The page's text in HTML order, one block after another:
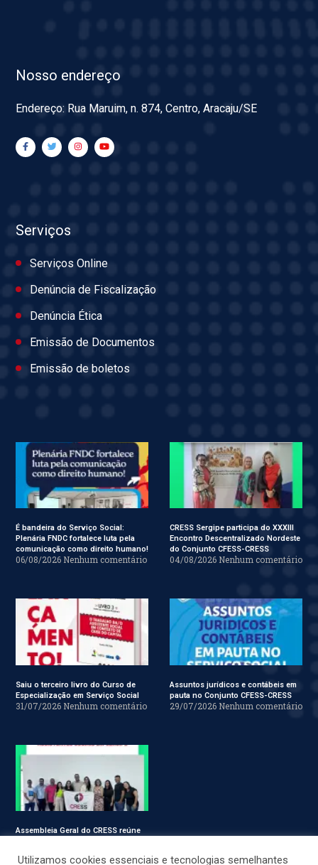
Nosso endereço
Endereço: Rua Maruim, n. 874, Centro, Aracaju/SE
Serviços
Serviços Online
Denúncia de Fiscalização
Denúncia Ética
Emissão de Documentos
Emissão de boletos
É bandeira do Serviço Social:
Plenária FNDC fortalece luta pela
comunicação como direito humano!
06/08/2026 Nenhum comentário
CRESS Sergipe participa do XXXIII
Encontro Descentralizado Nordeste
do Conjunto CFESS-CRESS
04/08/2026 Nenhum comentário
Saiu o terceiro livro do Curso de
Especialização em Serviço Social
31/07/2026 Nenhum comentário
Assuntos jurídicos e contábeis em
pauta no Conjunto CFESS-CRESS
29/07/2026 Nenhum comentário
Assembleia Geral do CRESS reúne
Utilizamos cookies essenciais e tecnologias semelhantes